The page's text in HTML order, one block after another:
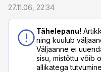
27.11.06, 22:34
Tähelepanu!
ning kuulub
Väljaanne ei
sisu, mistõttu võib
allikatega tutvumine